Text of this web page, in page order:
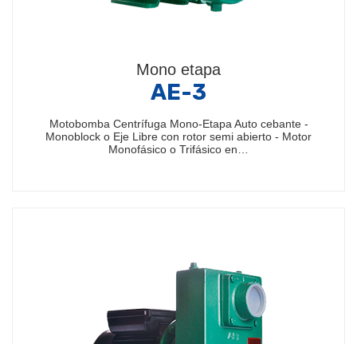
Mono etapa
AE-3
Motobomba Centrífuga Mono-Etapa Auto cebante -
Monoblock o Eje Libre con rotor semi abierto - Motor
Monofásico o Trifásico en…